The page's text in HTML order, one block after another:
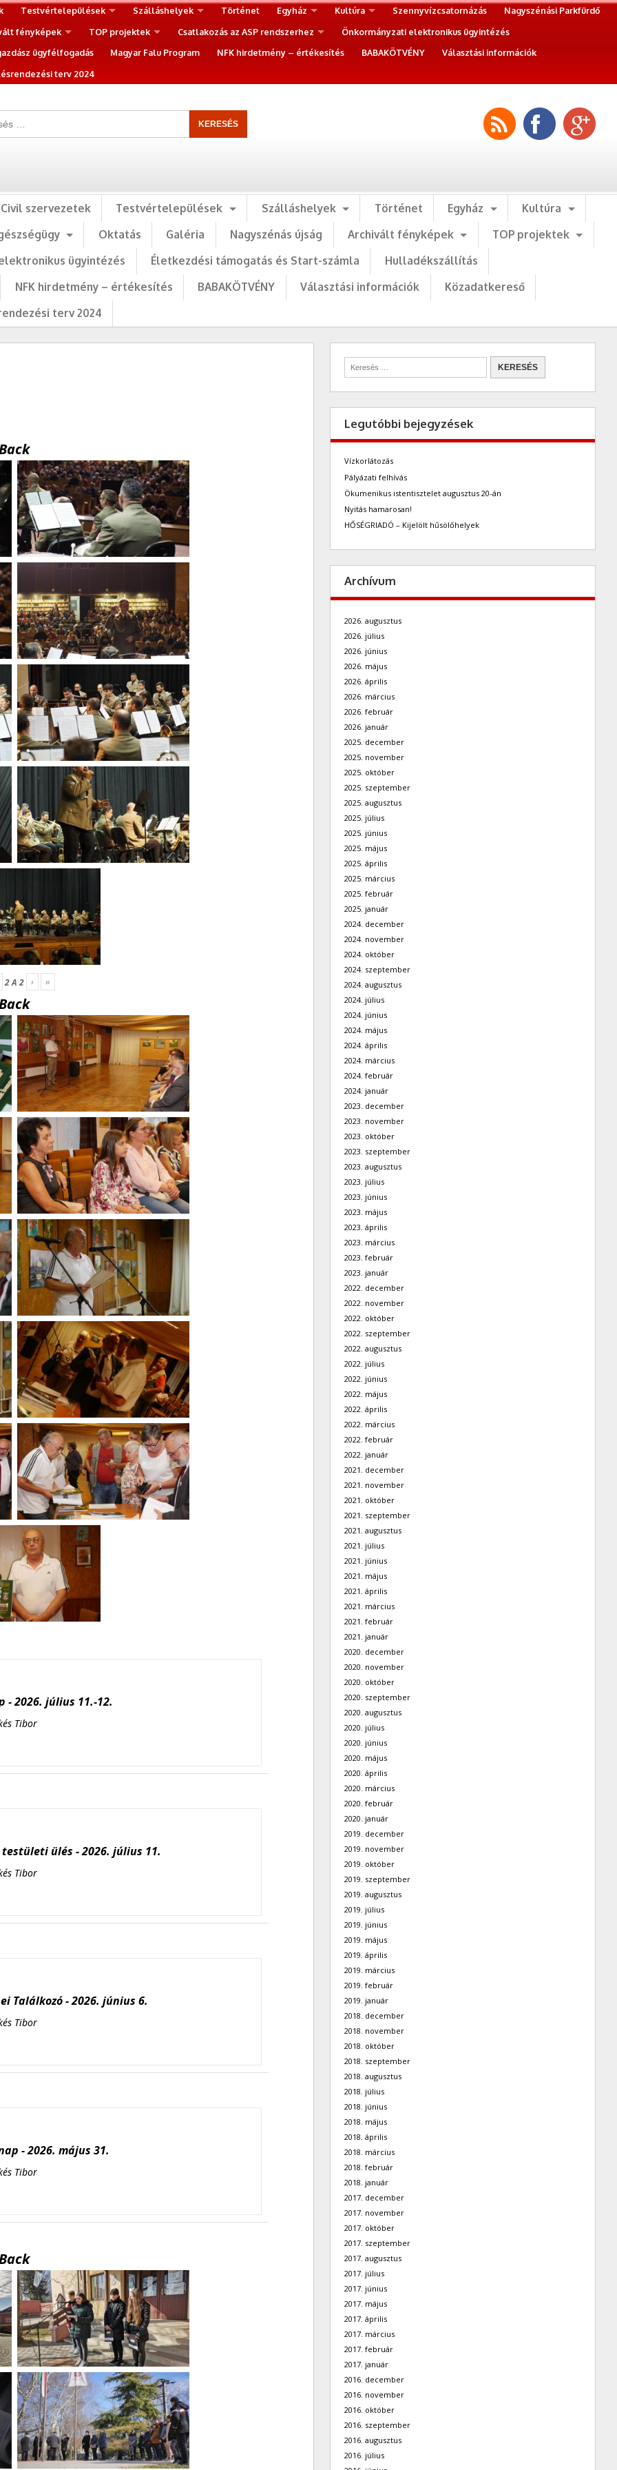
Testvértelepülések Szálláshelyek Történet Egyház Kultúra Szennyvízcsatornázás
Nagyszénási Parkfürdő
fényképek
TOP projektek Csatlakozás az ASP rendszerhez
Önkormányzati elektronikus ügyintézés
ügyfélfogadás
Magyar Falu Program NFK hirdetmény – értékesítés BABAKÖTVÉNY
Választási információk
terv 2024
Civil szervezetek Testvértelepülések Szálláshelyek Történet Egyház
Kultúra
Oktatás Galéria Nagyszénás újság Archivált fényképek
TOP projektek
ügyintézés
Életkezdési támogatás és Start-számla
Hulladékszállítás
NFK hirdetmény – értékesítés
BABAKÖTVÉNY Választási információk
Közadatkereső
terv 2024
2A2 › »
- 2026. július 11.-12.
Tibor
ülés - 2026. július 11.
Tibor
Találkozó - 2026. június 6.
Tibor
- 2026. május 31.
Tibor
Legutóbbi bejegyzések
Vízkorlátozás
Pályázati felhívás
Ökumenikus istentisztelet augusztus 20-án
Nyitás hamarosan!
HŐSÉGRIADÓ – Kijelölt hűsölőhelyek
Archívum
2026. augusztus
2026. július
2026. június
2026. május
2026. április
2026. március
2026. február
2026. január
2025. december
2025. november
2025. október
2025. szeptember
2025. augusztus
2025. július
2025. június
2025. május
2025. április
2025. március
2025. február
2025. január
2024. december
2024. november
2024. október
2024. szeptember
2024. augusztus
2024. július
2024. június
2024. május
2024. április
2024. március
2024. február
2024. január
2023. december
2023. november
2023. október
2023. szeptember
2023. augusztus
2023. július
2023. június
2023. május
2023. április
2023. március
2023. február
2023. január
2022. december
2022. november
2022. október
2022. szeptember
2022. augusztus
2022. július
2022. június
2022. május
2022. április
2022. március
2022. február
2022. január
2021. december
2021. november
2021. október
2021. szeptember
2021. augusztus
2021. július
2021. június
2021. május
2021. április
2021. március
2021. február
2021. január
2020. december
2020. november
2020. október
2020. szeptember
2020. augusztus
2020. július
2020. június
2020. május
2020. április
2020. március
2020. február
2020. január
2019. december
2019. november
2019. október
2019. szeptember
2019. augusztus
2019. július
2019. június
2019. május
2019. április
2019. március
2019. február
2019. január
2018. december
2018. november
2018. október
2018. szeptember
2018. augusztus
2018. július
2018. június
2018. május
2018. április
2018. március
2018. február
2018. január
2017. december
2017. november
2017. október
2017. szeptember
2017. augusztus
2017. július
2017. június
2017. május
2017. április
2017. március
2017. február
2017. január
2016. december
2016. november
2016. október
2016. szeptember
2016. augusztus
2016. július